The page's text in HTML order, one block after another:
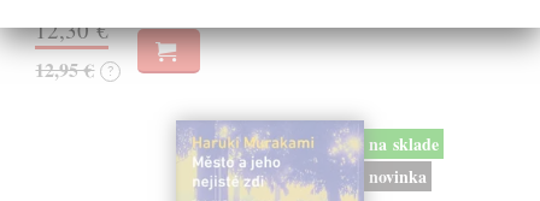
12,30 €
12,95 € ?
na sklade
novinka